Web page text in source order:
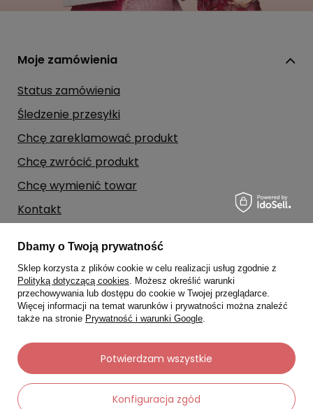
Moje zamówienia
Status zamówienia
Śledzenie przesyłki
Chcę zareklamować produkt
Chcę zwrócić produkt
Chcę wymienić towar
Kontakt
Moje konto
Regulaminy
Dbamy o Twoją prywatność
Sklep korzysta z plików cookie w celu realizacji usług zgodnie z
Polityką dotyczącą cookies. Możesz określić warunki
przechowywania lub dostępu do cookie w Twojej przeglądarce.
Więcej informacji na temat warunków i prywatności można znaleźć
także na stronie Prywatność i warunki Google.
Konfiguracja zgód
Potwierdzam wszystkie